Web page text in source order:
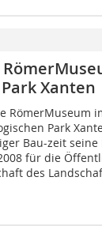
Xanten
RömerMuseum
Park
Bau­-zeit seine
für die
des